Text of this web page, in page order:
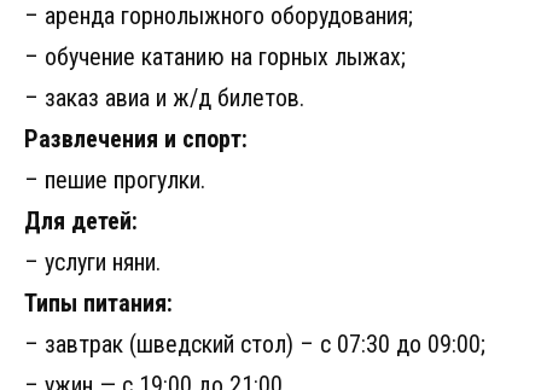
– аренда горнолыжного оборудования;
– обучение катанию на горных лыжах;
– заказ авиа и ж/д билетов.
Развлечения и спорт:
– пешие прогулки.
Для детей:
– услуги няни.
Типы питания:
– завтрак (шведский стол) – с 07:30 до 09:00;